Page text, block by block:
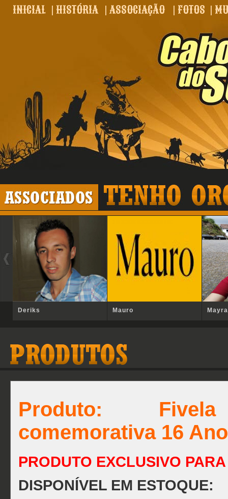
INICIAL | HISTÓRIA | ASSOCIAÇÃO | FOTOS |
Deriks Mauro Mayra
Produto:
comemorativa 16
PRODUTO EXCLUSIVO
DISPONÍVEL EM ESTOQUE: